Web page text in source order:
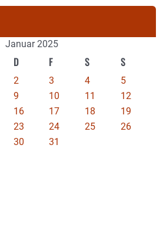
Januar 2025
D F S S
2 3 4
5
9 10 11
12
16 17 18
19
23 24 25
26
30
31